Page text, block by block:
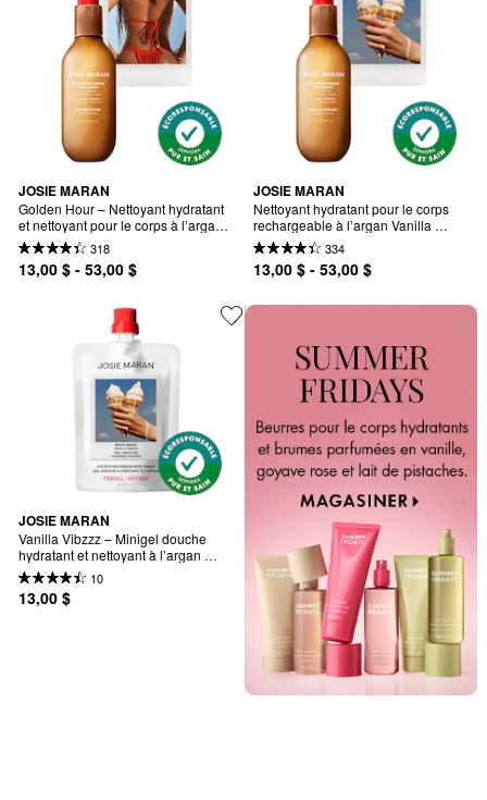
JOSIE MARAN
Golden Hour – Nettoyant hydratant
et nettoyant pour le corps à l’argan
rechargeable318
13,00 $ - 53,00 $
JOSIE MARAN
Nettoyant hydratant pour le corps
rechargeable à l’argan Vanilla
Vibezzz
334
13,00 $ - 53,00 $
JOSIE MARAN
Vanilla Vibzzz – Minigel douche
hydratant et nettoyant à l’argan
rechargeable10
13,00 $